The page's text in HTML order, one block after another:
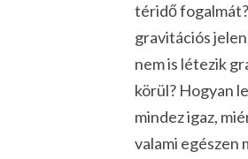
téridő
gravitációs
nem is létezik
körül? Hogyan
mindez igaz,
valami egészen